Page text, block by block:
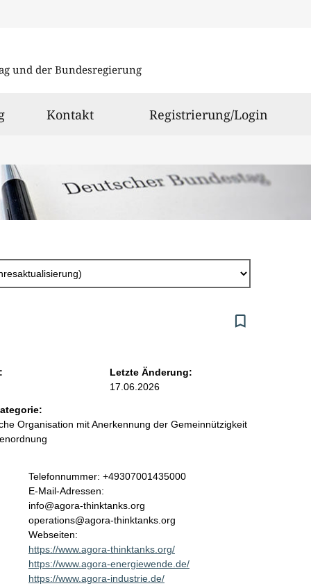
und der Bundesregierung
Kontakt Registrierung/Login
Letzte Änderung:
17.06.2026
Organisation mit Anerkennung der Gemeinnützigkeit
K
o
n
t
a
k
t
i
Telefonnummer: +49307001435000
E-Mail-Adressen:
info@agora-thinktanks.org
operations@agora-thinktanks.org
Webseiten:
https://www.agora-thinktanks.org/
https://www.agora-energiewende.de/
https://www.agora-industrie.de/